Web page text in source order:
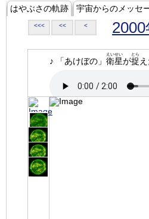
はやぶさの軌跡 宇宙からのメッセ
<<< << < 2000
♪ 「あけぼの」 衛星
えいせい
が捉
とら